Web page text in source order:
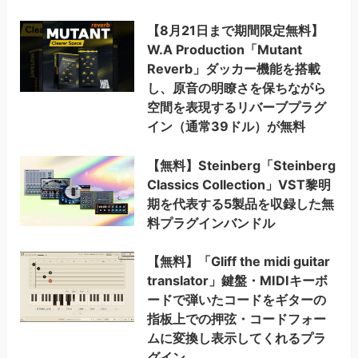
【8月21日まで期間限定無料】
W.A Production「Mutant
Reverb」ダッカー機能を搭載
し、原音の明瞭さを保ちながら
空間を表現するリバーブプラグ
イン（通常39ドル）が無料
【無料】Steinberg「Steinberg
Classics Collection」VST黎明
期を代表する5製品を収録した無
料プラグインバンドル
【無料】「Gliff the midi guitar
translator」鍵盤・MIDIキーボ
ードで弾いたコードをギターの
指板上での押弦・コードフォー
ムに変換し表示してくれるプラ